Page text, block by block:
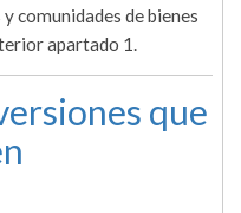
comunidades de bienes
apartado 1.
que